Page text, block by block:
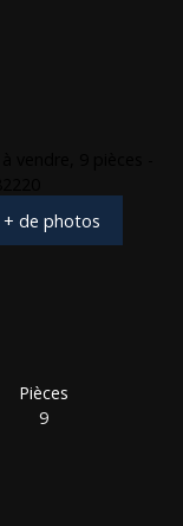
+ de photos
Pièces
9